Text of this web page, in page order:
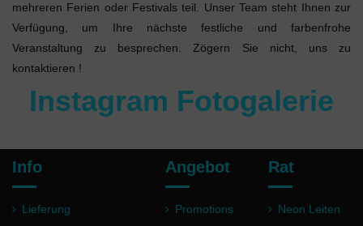
mehreren Ferien oder Festivals teil. Unser Team steht Ihnen zur
Verfügung, um Ihre nächste festliche und farbenfrohe
Veranstaltung zu besprechen. Zögern Sie nicht, uns zu
kontaktieren !
Instagram Fotogalerie
Info
Lieferung
Angebot
Promotions
Rat
Neon Leiten